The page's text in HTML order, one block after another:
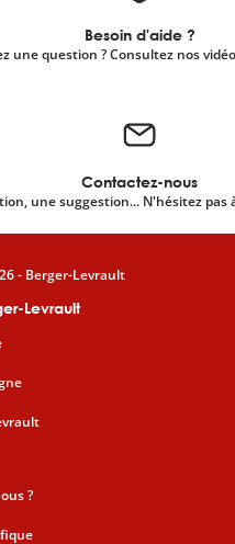
Besoin d'aide ?
une question ? Consultez nos
Contactez-nous
une suggestion... N'hésitez pas
Levrault
?
- Berger-Levrault